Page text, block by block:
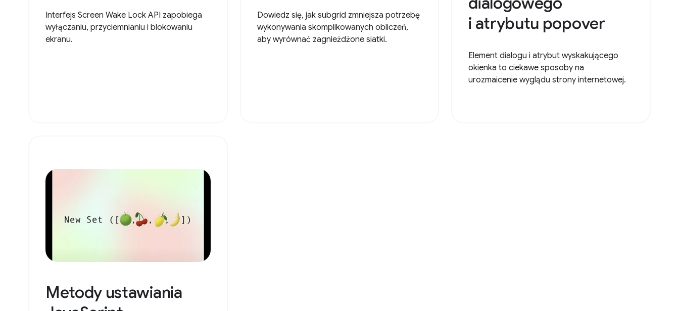
Interfejs Screen Wake Lock API zapobiega
wyłączaniu, przyciemnianiu i blokowaniu
ekranu.
Dowiedz się, jak subgrid zmniejsza potrzebę
wykonywania skomplikowanych obliczeń,
aby wyrównać zagnieżdżone siatki.
i atrybutu popover
Element dialogu i atrybut wyskakującego
okienka to ciekawe sposoby na
urozmaicenie wyglądu strony internetowej.
Metody ustawiania